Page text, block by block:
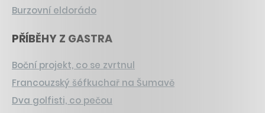
Burzovní eldorádo
PŘÍBĚHY Z GASTRA
Boční projekt, co se zvrtnul
Francouzský šéfkuchař na Šumavě
Dva golfisti, co pečou